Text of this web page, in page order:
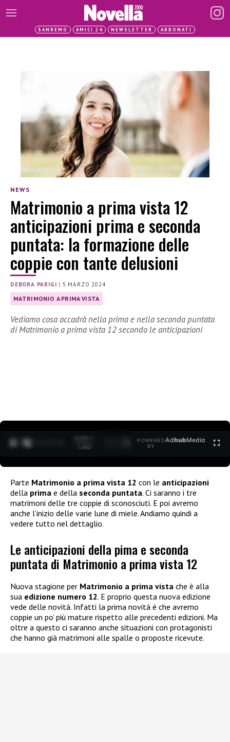
SANREMO AMICI 24 NEWSLETTER ABBONATI
NEWS
Matrimonio a prima vista 12
anticipazioni prima e seconda
puntata: la formazione delle
coppie con tante delusioni
DEBORA PARIGI | 5 MARZO 2024
MATRIMONIO A PRIMA VISTA
Vediamo cosa accadrà nella prima e nella seconda puntata
di Matrimonio a prima vista 12 secondo le anticipazioni
0:30 /
1:40
POWERED
BY
AdhubMedia
Parte Matrimonio a prima vista 12 con le anticipazioni
della prima e della seconda puntata. Ci saranno i tre
matrimoni delle tre coppie di sconosciuti. E poi avremo
anche l’inizio delle varie lune di miele. Andiamo quindi a
vedere tutto nel dettaglio.
Le anticipazioni della pima e seconda
puntata di Matrimonio a prima vista 12
Nuova stagione per Matrimonio a prima vista che è alla
sua edizione numero 12. E proprio questa nuova edizione
vede delle novità. Infatti la prima novità è che avremo
coppie un po’ più mature rispetto alle precedenti edizioni. Ma
oltre a questo ci saranno anche situazioni con protagonisti
che hanno già matrimoni alle spalle o proposte ricevute.